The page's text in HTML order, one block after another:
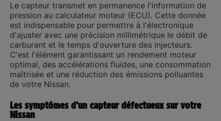
Le capteur transmet en permanence l'information de
pression au calculateur moteur (ECU). Cette donnée
est indispensable pour permettre à l'électronique
d'ajuster avec une précision millimétrique le débit de
carburant et le temps d'ouverture des injecteurs.
C'est l'élément garantissant un rendement moteur
optimal, des accélérations fluides, une consommation
maîtrisée et une réduction des émissions polluantes
de votre Nissan.
Les symptômes d'un capteur défectueux sur votre
Nissan